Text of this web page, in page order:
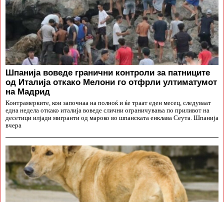
Шпанија воведе гранични контроли за патниците
од Италија откако Мелони го отфрли ултиматумот
на Мадрид
Контрамерките, кои започнаа на полноќ и ќе траат еден месец, следуваат
една недела откако италија воведе слични ограничувања по приливот на
десетици илјади мигранти од мароко во шпанската енклава Сеута. Шпанија
вчера